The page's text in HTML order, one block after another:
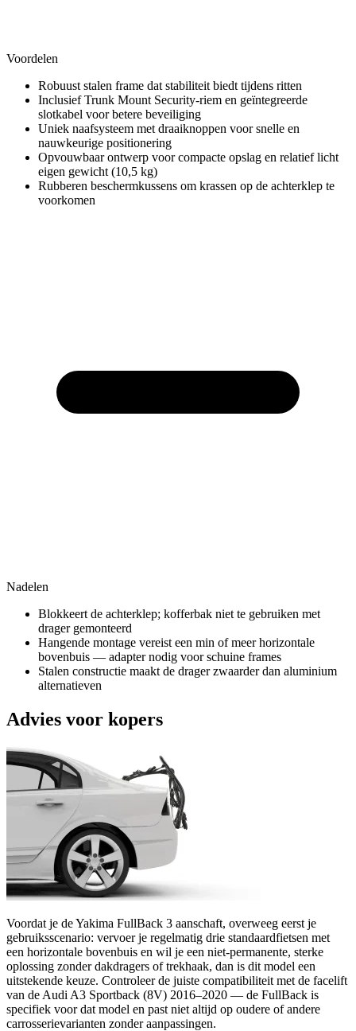
Voordelen
Robuust stalen frame dat stabiliteit biedt tijdens ritten
Inclusief Trunk Mount Security-riem en geïntegreerde
slotkabel voor betere beveiliging
Uniek naafsysteem met draaiknoppen voor snelle en
nauwkeurige positionering
Opvouwbaar ontwerp voor compacte opslag en relatief licht
eigen gewicht (10,5 kg)
Rubberen beschermkussens om krassen op de achterklep te
voorkomen
Nadelen
Blokkeert de achterklep; kofferbak niet te gebruiken met
drager gemonteerd
Hangende montage vereist een min of meer horizontale
bovenbuis — adapter nodig voor schuine frames
Stalen constructie maakt de drager zwaarder dan aluminium
alternatieven
Advies voor kopers
Voordat je de Yakima FullBack 3 aanschaft, overweeg eerst je
gebruiksscenario: vervoer je regelmatig drie standaardfietsen met
een horizontale bovenbuis en wil je een niet-permanente, sterke
oplossing zonder dakdragers of trekhaak, dan is dit model een
uitstekende keuze. Controleer de juiste compatibiliteit met de facelift
van de Audi A3 Sportback (8V) 2016–2020 — de FullBack is
specifiek voor dat model en past niet altijd op oudere of andere
carrosserievarianten zonder aanpassingen.